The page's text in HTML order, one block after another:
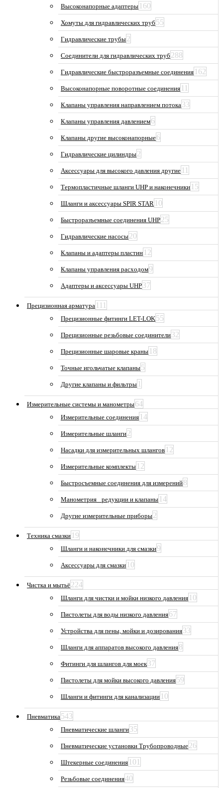
Высоконапорные адаптеры 160
Хомуты для гидравлических труб 55
Гидравлические трубы2
Соединители для гидравлических труб 288
Гидравлические быстроразъемные соединения 162
Высоконапорные поворотные соединения 11
Клапаны управления направлением потока33
Клапаны управления давлением6
Клапаны другие высоконапорные6
Гидравлические цилиндры2
Аксессуары для высокого давления другие 11
Термопластичные шланги UHP и наконечники 15
Шланги и аксессуары SPIR STAR 10
Быстроразъемные соединения UHP25
Гидравлические насосы20
Клапаны и адаптеры пластин 12
Клапаны управления расходом9
Адаптеры и аксессуары UHP37
Прецизионная арматура 111
Прецизионные фитинги LET-LOK55
Прецизионные резьбовые соединители32
Прецизионные шаровые краны 18
Точные игольчатые клапаны5
Другие клапаны и фильтры 1
Измерительные системы и манометры64
Измерительные соединения 14
Измерительные шланги2
Насадки для измерительных шлангов 12
Измерительные комплекты 12
Быстросъемные соединения для измерений8
Манометрия_ редукции и клапаны 14
Другие измерительные приборы2
Техника смазки 19
Шланги и наконечники для смазки9
Аксессуары для смазки 10
Чистка и мытьё224
Шланги для чистки и мойки низкого давления 10
Пистолеты для воды низкого давления67
Устройства для пены, мойки и дозирования33
Шланги для аппаратов высокого давления8
Фитинги для шлангов для моек37
Пистолеты для мойки высокого давления59
Шланги и фитинги для канализации 10
Пневматика543
Пневматические шланги35
Пневматические установки Трубопроводные26
Штекерные соединения 101
Резьбовые соединения40